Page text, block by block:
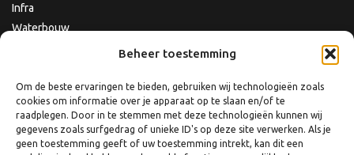
Beheer toestemming
Om de beste ervaringen te bieden, gebruiken wij technologieën zoals
cookies om informatie over je apparaat op te slaan en/of te
raadplegen. Door in te stemmen met deze technologieën kunnen wij
gegevens zoals surfgedrag of unieke ID's op deze site verwerken. Als je
geen toestemming geeft of uw toestemming intrekt, kan dit een
Infra
Waterbouw